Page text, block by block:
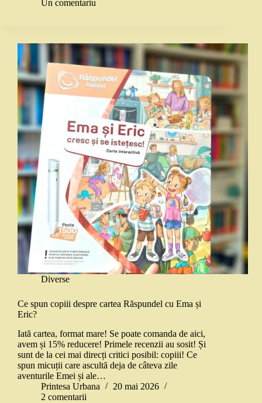
Un comentariu
Diverse
Ce spun copiii despre cartea Răspundel cu Ema și
Eric?
Iată cartea, format mare! Se poate comanda de aici,
avem și 15% reducere! Primele recenzii au sosit! Și
sunt de la cei mai direcți critici posibil: copiii! Ce
spun micuții care ascultă deja de câteva zile
aventurile Emei și ale…
Printesa Urbana
20 mai 2026
2 comentarii